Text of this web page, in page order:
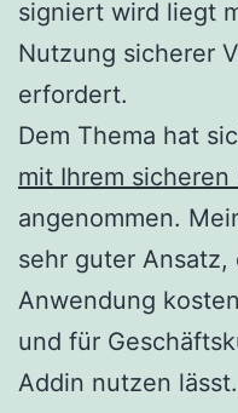
signiert wird liegt
Nutzung sicherer
erfordert.
Dem Thema hat
mit Ihrem
angenommen.
sehr guter
Anwendung
und für
Addin nutzen lässt.